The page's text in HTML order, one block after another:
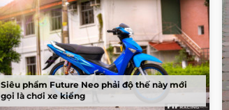
Siêu phẩm Future Neo phải độ thế này mới
gọi là chơi xe kiểng